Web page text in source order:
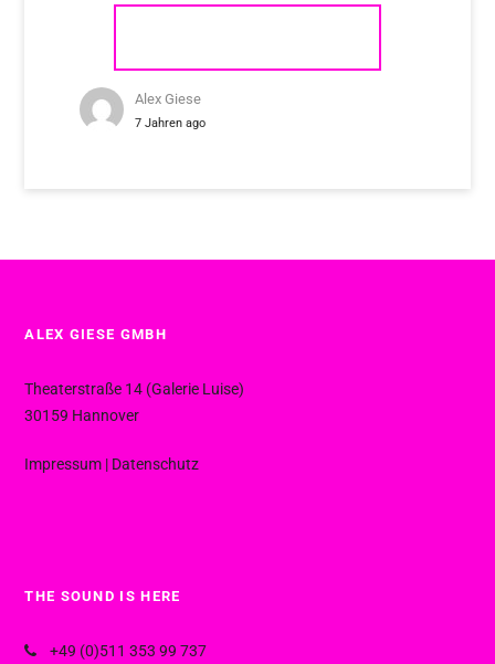
Alex Giese
7 Jahren ago
ALEX GIESE GMBH
Theaterstraße 14 (Galerie Luise)
30159 Hannover
Impressum | Datenschutz
THE SOUND IS HERE
+49 (0)511 353 99 737